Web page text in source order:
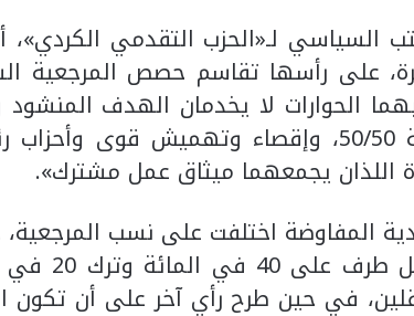
السياسي لـ«الحزب التقدمي
على رأسها تقاسم حصص المرجعية
الحوارات لا يخدمان الهدف
على طرفين وفق مبدأ المناصفة 50/50، وإقصاء وتهميش
اللذان يجمعهما ميثاق عمل مشترك».
المفاوضة اختلفت على نسب المرجعية،
لتقاسم
في حين طرح رأي آخر على أن تكون